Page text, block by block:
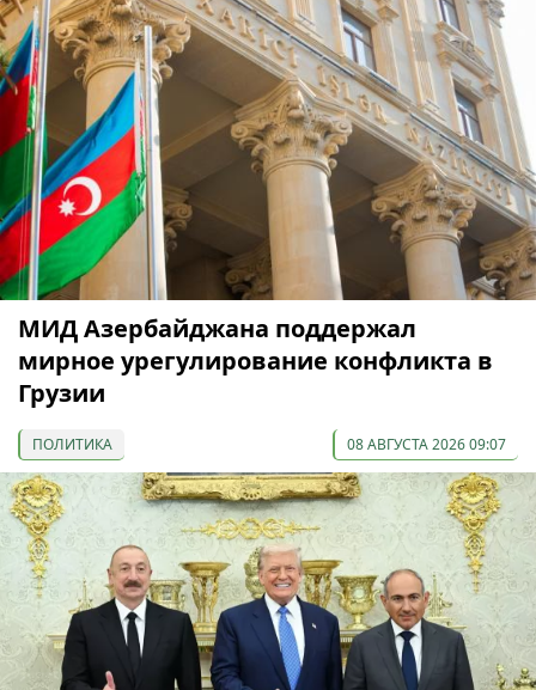
МИД Азербайджана поддержал
мирное урегулирование конфликта в
Грузии
ПОЛИТИКА 08 АВГУСТА 2026 09:07